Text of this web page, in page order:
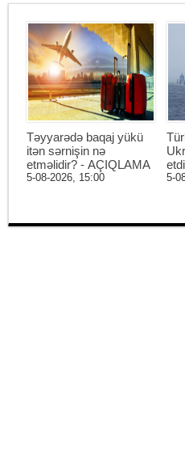
Təyyarədə baqaj yükü
itən sərnişin nə
etməlidir? - AÇIQLAMA
5-08-2026, 15:00
etdi
5-